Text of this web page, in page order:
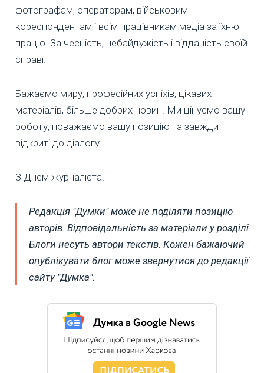
фотографам, операторам, військовим
кореспондентам і всім працівникам медіа за їхню
працю. За чесність, небайдужість і відданість своїй
справі.
Бажаємо миру, професійних успіхів, цікавих
матеріалів, більше добрих новин. Ми цінуємо вашу
роботу, поважаємо вашу позицію та завжди
відкриті до діалогу.
З Днем журналіста!
Редакція "Думки" може не поділяти позицію
авторів. Відповідальність за матеріали у розділі
Блоги несуть автори текстів. Кожен бажаючий
опублікувати блог може звернутися до редакції
сайту "Думка".